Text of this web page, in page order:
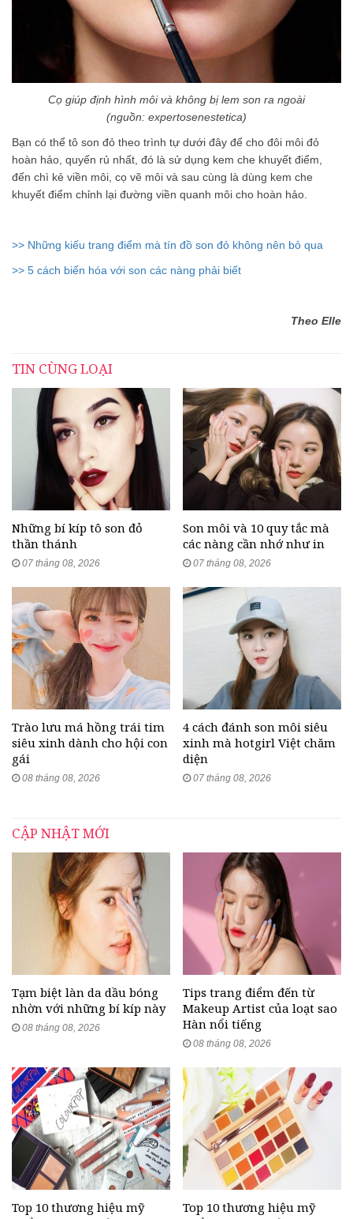
Cọ giúp định hình môi và không bị lem son ra ngoài
(nguồn: expertosenestetica)
Bạn có thể tô son đỏ theo trình tự dưới đây để cho đôi môi đỏ
hoàn hảo, quyến rủ nhất, đó là sử dụng kem che khuyết điểm,
đến chì kẻ viền môi, cọ vẽ môi và sau cùng là dùng kem che
khuyết điểm chỉnh lại đường viền quanh môi cho hoàn hảo.
>> Những kiếu trang điểm mà tín đồ son đỏ không nên bỏ qua
>> 5 cách biến hóa với son các nàng phải biết
Theo Elle
TIN CÙNG LOẠI
Những bí kíp tô son đỏ
thần thánh
07 tháng 08, 2026
Son môi và 10 quy tắc mà
các nàng cần nhớ như in
07 tháng 08, 2026
Trào lưu má hồng trái tim
siêu xinh dành cho hội con
gái
08 tháng 08, 2026
4 cách đánh son môi siêu
xinh mà hotgirl Việt chăm
diện
07 tháng 08, 2026
CẬP NHẬT MỚI
Tạm biệt làn da dầu bóng
nhờn với những bí kíp này
08 tháng 08, 2026
Tips trang điểm đến từ
Makeup Artist của loạt sao
Hàn nổi tiếng
08 tháng 08, 2026
Top 10 thương hiệu mỹ
Top 10 thương hiệu mỹ